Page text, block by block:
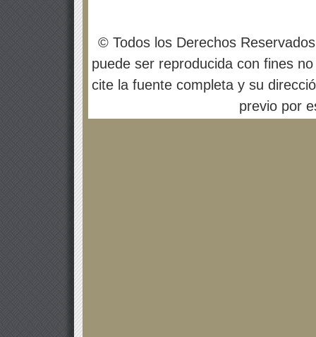
© Todos los Derechos
puede ser reproducida con fines
cite la fuente completa y su
previo por